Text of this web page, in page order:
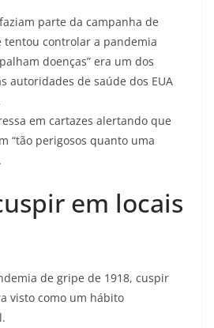
parte da campanha de
tentou controlar a pandemia
doenças” era um dos
autoridades de saúde dos EUA
em cartazes alertando que
“tão perigosos quanto uma
em locais
de gripe de 1918, cuspir
visto como um hábito